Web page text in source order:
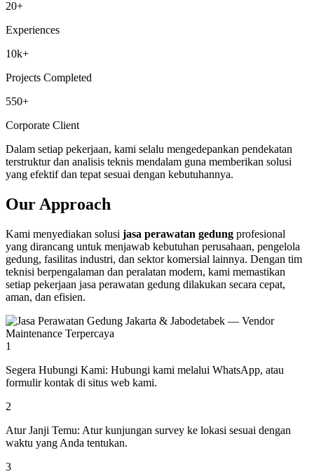
20+
Experiences
10k+
Projects Completed
550+
Corporate Client
Dalam setiap pekerjaan, kami selalu mengedepankan pendekatan
terstruktur dan analisis teknis mendalam guna memberikan solusi
yang efektif dan tepat sesuai dengan kebutuhannya.
Our Approach
Kami menyediakan solusi jasa perawatan gedung profesional
yang dirancang untuk menjawab kebutuhan perusahaan, pengelola
gedung, fasilitas industri, dan sektor komersial lainnya. Dengan tim
teknisi berpengalaman dan peralatan modern, kami memastikan
setiap pekerjaan jasa perawatan gedung dilakukan secara cepat,
aman, dan efisien.
1
Segera Hubungi Kami: Hubungi kami melalui WhatsApp, atau
formulir kontak di situs web kami.
2
Atur Janji Temu: Atur kunjungan survey ke lokasi sesuai dengan
waktu yang Anda tentukan.
3